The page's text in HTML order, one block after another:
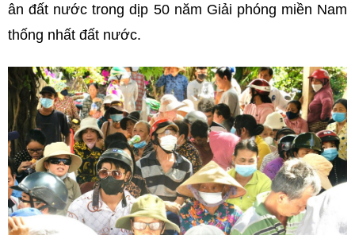
ân đất nước trong dịp 50 năm Giải phóng miền Nam
thống nhất đất nước.